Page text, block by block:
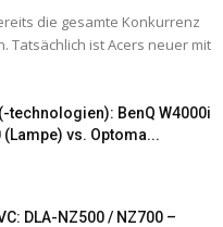
die gesamte Konkurrenz
Tatsächlich ist Acers neuer mit
technologien): BenQ W4000i
(Lampe) vs. Optoma...
DLA-NZ500 / NZ700 –